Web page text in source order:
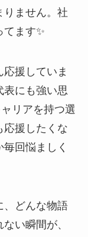
りません。社
ます✨
援していま
にも強い思
リアを持つ選
応援したくな
回悩ましく
、どんな物語
い瞬間が、